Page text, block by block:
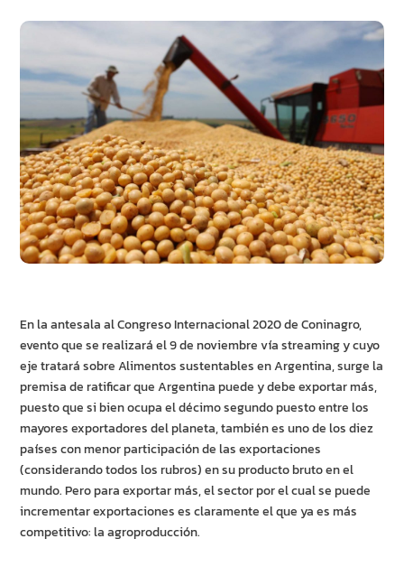
En la antesala al Congreso Internacional 2020 de Coninagro,
evento que se realizará el 9 de noviembre vía streaming y cuyo
eje tratará sobre Alimentos sustentables en Argentina, surge la
premisa de ratificar que Argentina puede y debe exportar más,
puesto que si bien ocupa el décimo segundo puesto entre los
mayores exportadores del planeta, también es uno de los diez
países con menor participación de las exportaciones
(considerando todos los rubros) en su producto bruto en el
mundo. Pero para exportar más, el sector por el cual se puede
incrementar exportaciones es claramente el que ya es más
competitivo: la agroproducción.